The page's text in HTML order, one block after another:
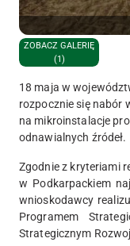
ZOBACZ GALERIĘ
(1)
18 maja w
rozpocznie się nabór
na mikroinstalacje
odnawialnych źródeł.
Zgodnie z kryteriami
w Podkarpackiem
wnioskodawcy
Programem
Strategicznym